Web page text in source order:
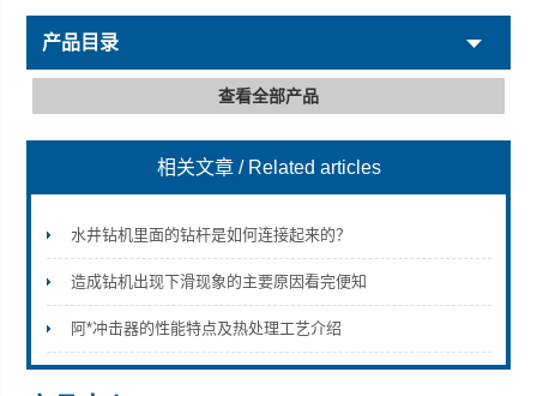
宣化县瑞科钻孔机械厂
产品目录
查看全部产品
相关文章 / Related articles
水井钻机里面的钻杆是如何连接起来的？
造成钻机出现下滑现象的主要原因看完便知
阿*冲击器的性能特点及热处理工艺介绍